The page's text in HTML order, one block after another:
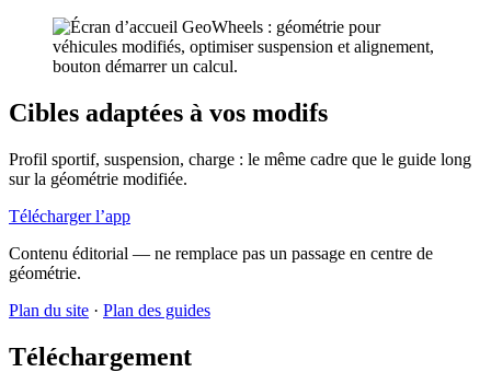
Cibles adaptées à vos modifs
Profil sportif, suspension, charge : le même cadre que le guide long
sur la géométrie modifiée.
Télécharger l’app
Contenu éditorial — ne remplace pas un passage en centre de
géométrie.
Plan du site · Plan des guides
Téléchargement